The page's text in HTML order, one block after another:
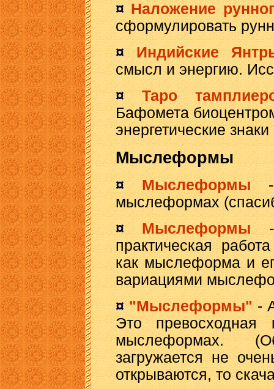
¤ Наложение
сформулировать
¤
Индийские
смысл и энергию.
¤
Таро
Бафомета
энергетические
Мыслеформы
¤ Мыслеформы-
мыслеформах
¤
Мыслеформы-
практическая
как мыслеформа и
вариациями
¤ "Мыслеформы"-
Это
мыслеформах.
загружается не
открываются, то